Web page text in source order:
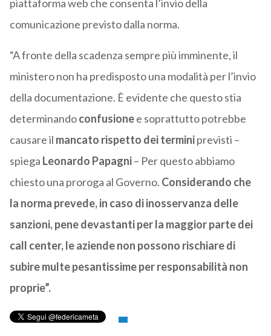
piattaforma web che consenta l’invio della
comunicazione previsto dalla norma.
“A fronte della scadenza sempre più imminente, il
ministero non ha predisposto una modalità per l’invio
della documentazione. È evidente che questo stia
determinandoconfusionee soprattutto potrebbe
causare il mancato rispetto dei terminiprevisti –
spiega Leonardo Papagni– Per questo abbiamo
chiesto una proroga al Governo. Considerando che
la norma prevede, in caso di inosservanza delle
sanzioni, pene devastanti per la maggior parte dei
call center, le aziende non possono rischiare di
subire multe pesantissime per responsabilità non
proprie”.